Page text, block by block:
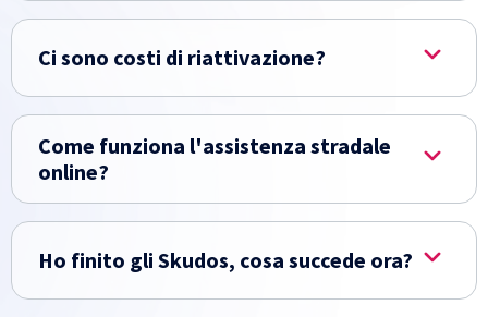
Ci sono costi di riattivazione?
Come funziona l'assistenza stradale
online?
Ho finito gli Skudos, cosa succede ora?